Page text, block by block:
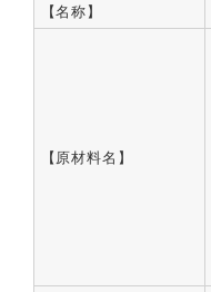
【名称】
【原材料名】